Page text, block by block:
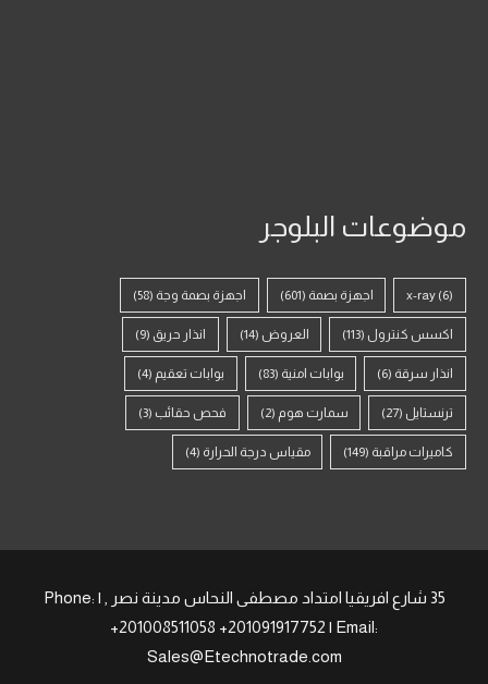
موضوعات البلوجر
x-ray (6) اجهزة بصمة (601) اجهزة بصمة وجة (58)
اكسس كنترول (113) العروض (14) انذار حريق (9)
انذار سرقة (6) بوابات امنية (83) بوابات تعقيم (4)
ترنستايل (27) سمارت هوم (2) فحص حقائب (3)
كاميرات مراقبة (149) مقياس درجة الحرارة (4)
35 شارع افريقيا امتداد مصطفى النحاس مدينة نصر , | Phone:
+201008511058 +201091917752 | Email:
Sales@Etechnotrade.com